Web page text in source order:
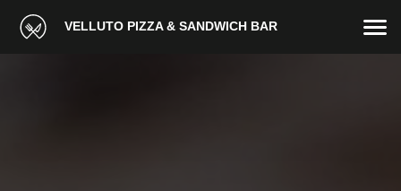
VELLUTO PIZZA & SANDWICH BAR